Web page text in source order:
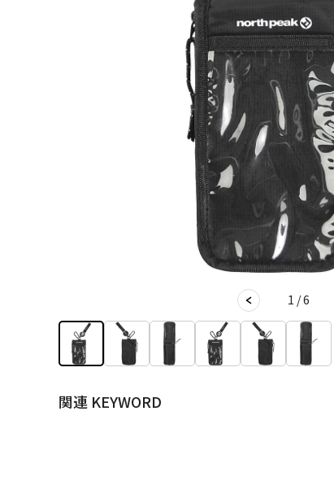
1 / 6
関連 KEYWORD